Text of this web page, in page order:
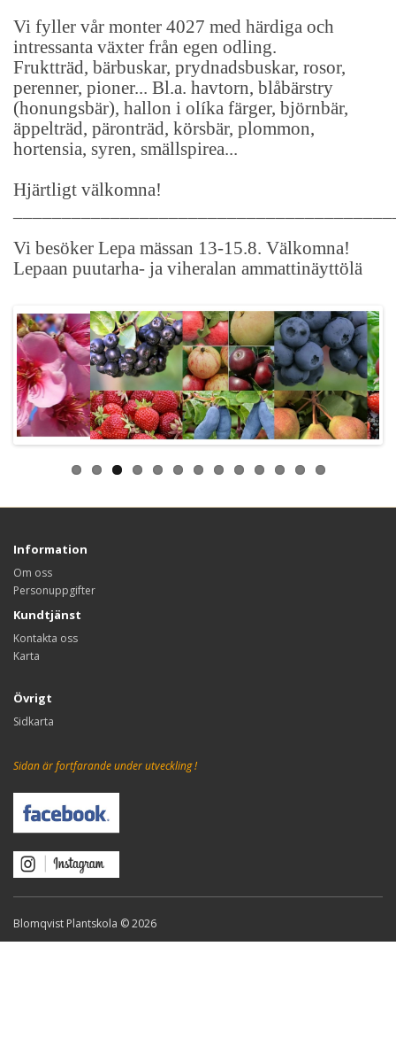
Vi fyller vår monter 4027 med härdiga och
intressanta växter från egen odling.
Fruktträd, bärbuskar, prydnadsbuskar, rosor,
perenner, pioner... Bl.a. havtorn, blåbärstry
(honungsbär), hallon i olíka färger, björnbär,
äppelträd, päronträd, körsbär, plommon,
hortensia, syren, smällspirea...
Hjärtligt välkomna!
Vi besöker Lepa mässan 13-15.8. Välkomna!
Lepaan puutarha- ja viheralan ammattinäyttölä
Information
Om oss
Personuppgifter
Kundtjänst
Kontakta oss
Karta
Övrigt
Sidkarta
Sidan är fortfarande under utveckling !
Blomqvist Plantskola © 2026